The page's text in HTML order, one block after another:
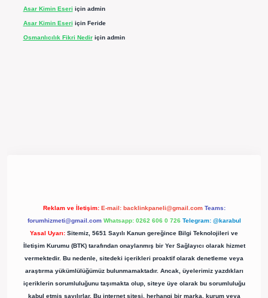
Asar Kimin Eseri için admin
Asar Kimin Eseri için Feride
Osmanlıcılık Fikri Nediriçin admin
Reklam ve İletişim: E-mail: backlinkpaneli@gmail.com Teams:
forumhizmeti@gmail.com Whatsapp: 0262 606 0 726 Telegram: @karabul
Yasal Uyarı: Sitemiz, 5651 Sayılı Kanun gereğince Bilgi Teknolojileri ve
İletişim Kurumu (BTK) tarafından onaylanmış bir Yer Sağlayıcı olarak hizmet
vermektedir. Bu nedenle, sitedeki içerikleri proaktif olarak denetleme veya
araştırma yükümlülüğümüz bulunmamaktadır. Ancak, üyelerimiz yazdıkları
içeriklerin sorumluluğunu taşımakta olup, siteye üye olarak bu sorumluluğu
kabul etmiş sayılırlar. Bu internet sitesi, herhangi bir marka, kurum veya